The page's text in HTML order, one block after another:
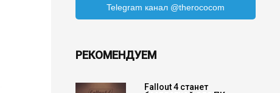
Telegram канал @therococom
РЕКОМЕНДУЕМ
Fallout 4 станет